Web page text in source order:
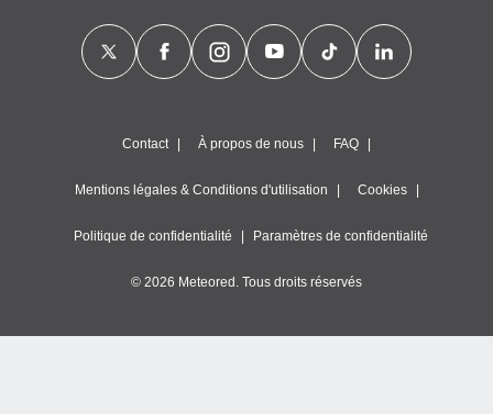
Contact À propos de nous FAQ
Mentions légales & Conditions d'utilisation Cookies
Politique de confidentialité Paramètres de confidentialité
© 2026 Meteored. Tous droits réservés